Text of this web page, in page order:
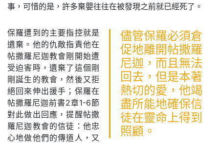
事，可惜的是，許多棄嬰往往在被發現之前就已經死了。
儘管保羅必須倉
促地離開帖撒羅
尼迦，而且無法
回去，但是本著
熱切的愛，他竭
盡所能地確保信
徒在靈命上得到
照顧。
保羅遭到的主要指控就是
遺棄。他的仇敵指責他在
帖撒羅尼迦教會剛開始遭
受迫害時，遺棄了這個剛
剛誕生的教會，然後又拒
絕回來伸出援手；保羅在
帖撒羅尼迦前書2章1-6節
對此做出回應，提醒帖撒
羅尼迦教會的信徒：他忠
心地做他們的傳道人，又